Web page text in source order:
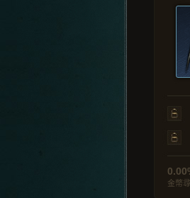
金幣